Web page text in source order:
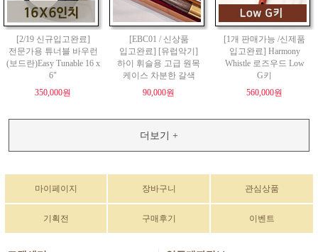
[2/19 신규입고완료]
전문가용 튜너블 바우런
(보드란)Easy Tunable 16 x
6"
350,000원
[EBC01 / 신상품
입고완료] [유럽악기]
하이 휘슬용 고급 원목
케이스 차분한 갈색
90,000원
[1개 판매가능 /신제품
입고완료] Harmony
Whistle 로즈우드 Low
G키
560,000원
더보기 +
마이페이지 장바구니 관심상품
기획전 구매후기 이벤트